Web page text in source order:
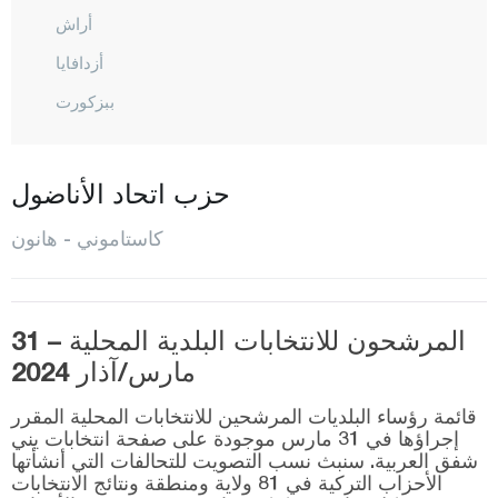
أراش
أزدافايا
ببزكورت
جيدا
ديفريكاني
هانون
إحسان غازي
إينيه بولو
كوريه
حزب اتحاد الأناضول
كاستاموني - هانون
المرشحون للانتخابات البلدية المحلية – 31
مارس/آذار 2024
قائمة رؤساء البلديات المرشحين للانتخابات المحلية المقرر
إجراؤها في 31 مارس موجودة على صفحة انتخابات يني
شفق العربية. سنبث نسب التصويت للتحالفات التي أنشأتها
الأحزاب التركية في 81 ولاية ومنطقة ونتائج الانتخابات